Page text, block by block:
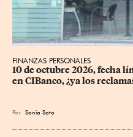
FINANZAS PERSONALES
10 de octubre 2026, fecha
en CIBanco, ¿ya los
Por Sonia Soto